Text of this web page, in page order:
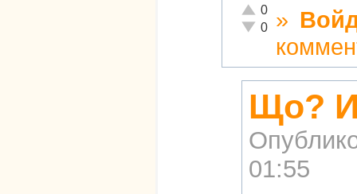
Отлично!
0
Неадекватно!
0 »
Що? И
01:55